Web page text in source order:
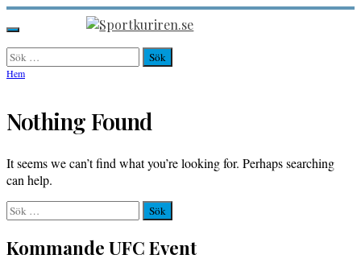
Hoppa
till
innehåll
Sportkuriren.se
Primär
meny
Sök
efter:
Hem
Nothing Found
It seems we can’t find what you’re looking for. Perhaps searching
can help.
Sök
efter:
Kommande UFC Event